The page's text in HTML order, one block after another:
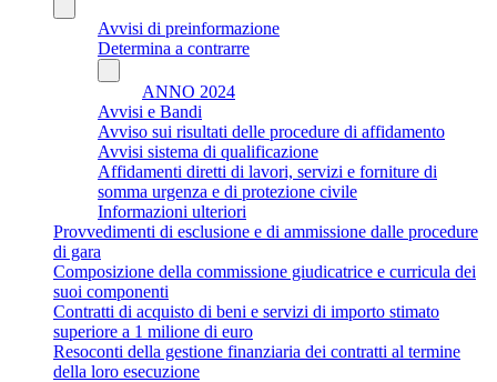
Avvisi di preinformazione
Determina a contrarre
ANNO 2024
Avvisi e Bandi
Avviso sui risultati delle procedure di affidamento
Avvisi sistema di qualificazione
Affidamenti diretti di lavori, servizi e forniture di
somma urgenza e di protezione civile
Informazioni ulteriori
Provvedimenti di esclusione e di ammissione dalle procedure
di gara
Composizione della commissione giudicatrice e curricula dei
suoi componenti
Contratti di acquisto di beni e servizi di importo stimato
superiore a 1 milione di euro
Resoconti della gestione finanziaria dei contratti al termine
della loro esecuzione